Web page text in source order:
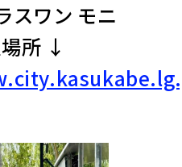
スワン モニ
所 ↓